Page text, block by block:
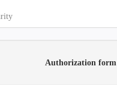
Authorization form